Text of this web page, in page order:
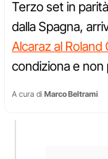
Terzo set in
dalla Spagna,
Alcaraz al Roland
condiziona e
A cura di Marco Beltrami